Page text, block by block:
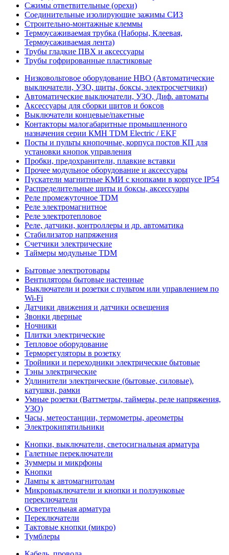
Сжимы ответвительные (орехи)
Соединительные изолирующие зажимы СИЗ
Строительно-монтажные клеммы
Термоусаживаемая трубка (Наборы, Клеевая,
Термоусаживаемая лента)
Трубы гладкие ПВХ и аксессуары
Трубы гофрированные пластиковые
Низковольтовое оборудование НВО (Автоматические
выключатели, УЗО, щиты, боксы, электросчетчики)
Автоматические выключатели, УЗО, Диф. автоматы
Аксессуары для сборки щитов и боксов
Выключатели концевые/пакетные
Контакторы малогабаритные промышленного
назначения серии КМН TDM Electric / EKF
Посты и пульты кнопочные, корпуса постов КП для
установки кнопок управления
Пробки, предохранители, плавкие вставки
Прочее модульное оборудование и аксессуары
Пускатели магнитные КМИ с кнопками в корпусе IP54
Распределительные щиты и боксы, аксессуары
Реле промежуточное TDM
Реле электромагнитное
Реле электротепловое
Реле, датчики, контроллеры и др. автоматика
Стабилизатор напряжения
Счетчики электрические
Таймеры модульные TDM
Бытовые электротовары
Вентиляторы бытовые настенные
Выключатели и розетки с пультом или управлением по
Wi-Fi
Датчики движения и датчики освещения
Звонки дверные
Ночники
Плитки электрические
Тепловое оборудование
Терморегуляторы в розетку
Тройники и переходники электрические бытовые
Тэны электрические
Удлинители электрические (бытовые, силовые),
катушки, рамки
Умные розетки (Ваттметры, таймеры, реле напряжения,
УЗО)
Часы, метеостанции, термометры, ареометры
Электрокипятильники
Кнопки, выключатели, светосигнальная арматура
Галетные переключатели
Зуммеры и микрфоны
Кнопки
Лампы к автомагнитолам
Микровыключатели и кнопки и ползунковые
переключатели
Осветительная арматура
Переключатели
Тактовые кнопки (микро)
Тумблеры